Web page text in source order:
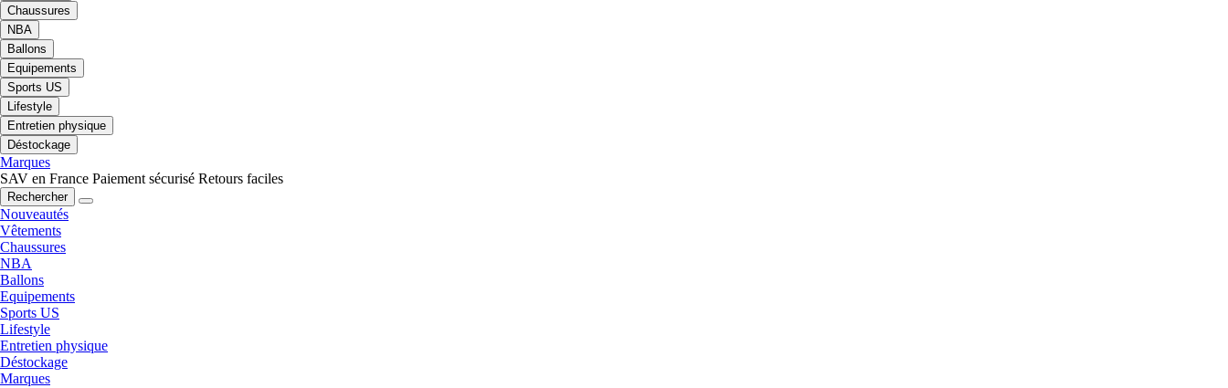
Chaussures
NBA
Ballons
Equipements
Sports US
Lifestyle
Entretien physique
Déstockage
Marques
SAV en France Paiement sécurisé Retours faciles
Rechercher
Nouveautés
Vêtements
Chaussures
NBA
Ballons
Equipements
Sports US
Lifestyle
Entretien physique
Déstockage
Marques